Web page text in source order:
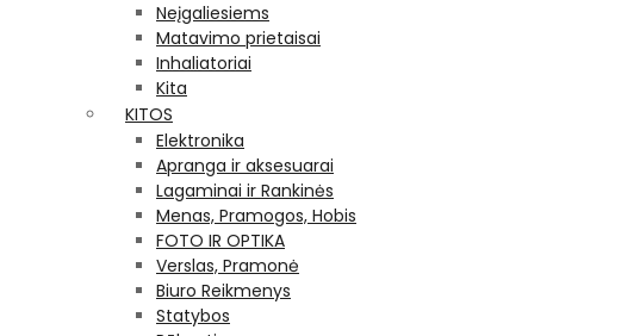
Neįgaliesiems
Matavimo prietaisai
Inhaliatoriai
Kita
KITOS
Elektronika
Apranga ir aksesuarai
Lagaminai ir Rankinės
Menas, Pramogos, Hobis
FOTO IR OPTIKA
Verslas, Pramonė
Biuro Reikmenys
Statybos